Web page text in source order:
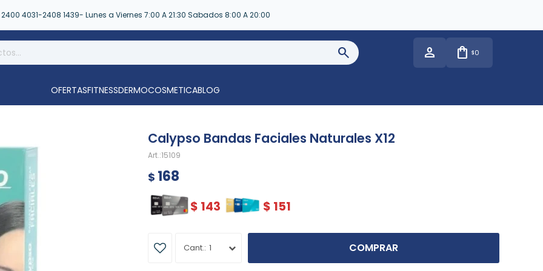
2400 4031-2408 1439- Lunes a Viernes 7:00 A 21:30 Sabados 8:00 A 20:00
$0
OFERTASFITNESSDERMOCOSMETICABLOG
Calypso Bandas Faciales Naturales X12
15109
$ 168
$ 143 $ 151
1 COMPRAR